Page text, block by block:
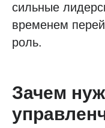
сильные
временем
роль.
Зачем